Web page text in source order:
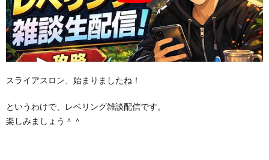
スライアスロン、始まりましたね！
というわけで、レベリング雑談配信です。
楽しみましょう＾＾